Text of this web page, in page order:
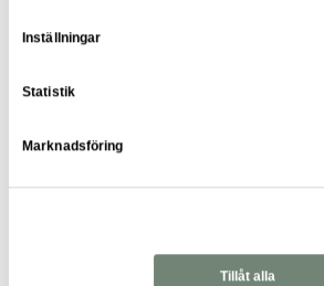
Inställningar
Statistik
Marknadsföring
Tillåt alla
många kontaktytor. Du har även ett
som bidrar till en bättre vård i
I rollen som hyresförhandlare arbetar
ett strategiskt tankesätt och ser saker
helhetsperspektiv.